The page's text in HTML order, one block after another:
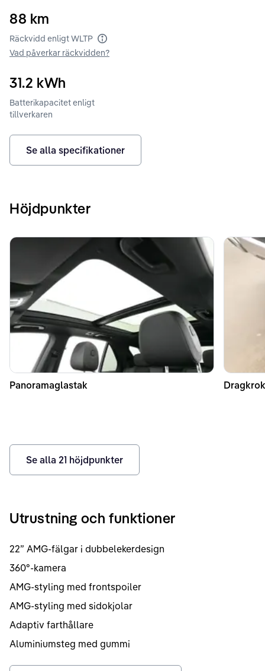
88 km
Räckvidd enligt WLTP
Vad påverkar räckvidden?
31.2 kWh
Batterikapacitet enligt
tillverkaren
Se alla specifikationer
Höjdpunkter
Panoramaglastak
Se alla 21 höjdpunkter
Utrustning och funktioner
22” AMG-fälgar i dubbelekerdesign
360°-kamera
AMG-styling med frontspoiler
AMG-styling med sidokjolar
Adaptiv farthållare
Aluminiumsteg med gummi